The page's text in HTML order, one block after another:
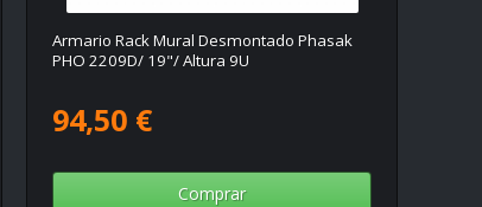
Armario Rack Mural Desmontado Phasak
PHO 2209D/ 19"/ Altura 9U
94,50 €
Comprar